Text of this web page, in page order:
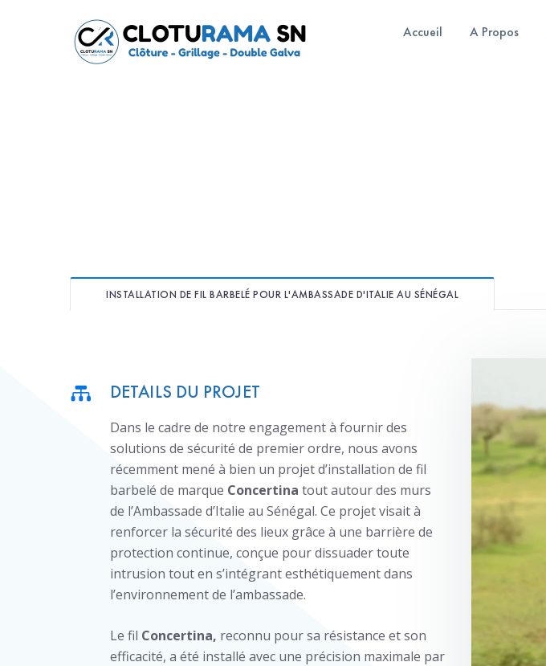
Accueil A Propos
INSTALLATION DE FIL BARBELÉ POUR L'AMBASSADE D'ITALIE AU SÉNÉGAL
DETAILS DU PROJET
Dans le cadre de notre engagement à fournir des
solutions de sécurité de premier ordre, nous avons
récemment mené à bien un projet d’installation de fil
barbelé de marque Concertina tout autour des murs
de l’Ambassade d’Italie au Sénégal. Ce projet visait à
renforcer la sécurité des lieux grâce à une barrière de
protection continue, conçue pour dissuader toute
intrusion tout en s’intégrant esthétiquement dans
l’environnement de l’ambassade.
Le fil Concertina, reconnu pour sa résistance et son
efficacité, a été installé avec une précision maximale par